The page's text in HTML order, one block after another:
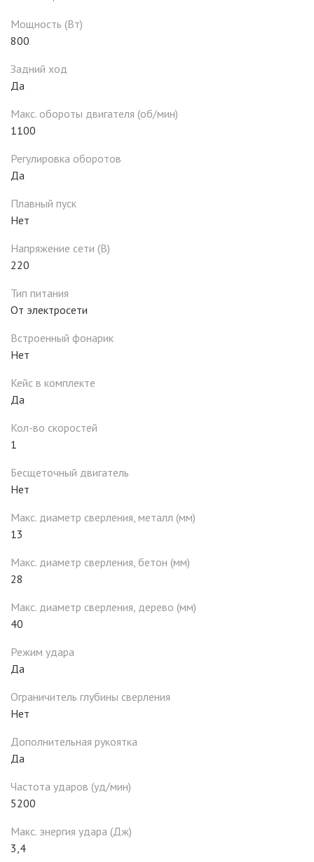
Мощность (Вт)
800
Задний ход
Да
Макс. обороты двигателя (об/мин)
1100
Регулировка оборотов
Да
Плавный пуск
Нет
Напряжение сети (В)
220
Тип питания
От электросети
Встроенный фонарик
Нет
Кейс в комплекте
Да
Кол-во скоростей
1
Бесщеточный двигатель
Нет
Макс. диаметр сверления, металл (мм)
13
Макс. диаметр сверления, бетон (мм)
28
Макс. диаметр сверления, дерево (мм)
40
Режим удара
Да
Ограничитель глубины сверления
Нет
Дополнительная рукоятка
Да
Частота ударов (уд/мин)
5200
Макс. энергия удара (Дж)
3,4